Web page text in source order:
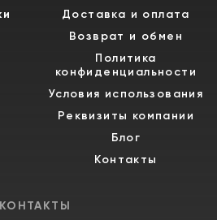
Доставка и оплата
Возврат и обмен
Политика
конфиденциальности
Условия использования
Реквизиты компании
Блог
Контакты
КОНТАКТЫ